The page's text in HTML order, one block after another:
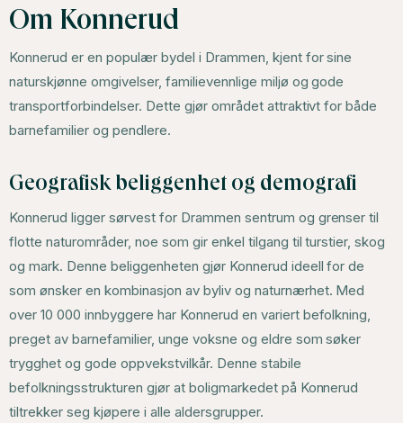
Om Konnerud
Konnerud er en populær bydel i Drammen, kjent for sine
naturskjønne omgivelser, familievennlige miljø og gode
transportforbindelser. Dette gjør området attraktivt for både
barnefamilier og pendlere.
Geografisk beliggenhet og demografi
Konnerud ligger sørvest for Drammen sentrum og grenser til
flotte naturområder, noe som gir enkel tilgang til turstier, skog
og mark. Denne beliggenheten gjør Konnerud ideell for de
som ønsker en kombinasjon av byliv og naturnærhet. Med
over 10 000 innbyggere har Konnerud en variert befolkning,
preget av barnefamilier, unge voksne og eldre som søker
trygghet og gode oppvekstvilkår. Denne stabile
befolkningsstrukturen gjør at boligmarkedet på Konnerud
tiltrekker seg kjøpere i alle aldersgrupper.